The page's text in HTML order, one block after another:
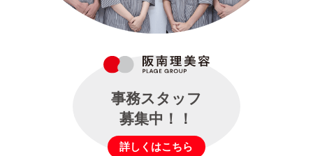
事務スタッフ
募集中！！
詳しくはこちら